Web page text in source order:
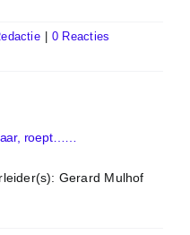
0 Reacties
roept……
Gerard Mulhof